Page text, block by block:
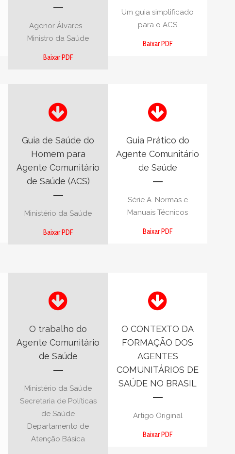
Agenor Álvares -
Ministro da Saúde
Baixar PDF
Um guia simplificado
para o ACS
Baixar PDF
Guia de Saúde do
Homem para
Agente Comunitário
de Saúde (ACS)
Ministério da Saúde
Baixar PDF
Guia Prático do
Agente Comunitário
de Saúde
Série A. Normas e
Manuais Técnicos
Baixar PDF
O trabalho do
Agente Comunitário
de Saúde
Ministério da Saúde
Secretaria de Políticas
de Saúde
Departamento de
Atenção Básica
O CONTEXTO DA
FORMAÇÃO DOS
AGENTES
COMUNITÁRIOS DE
SAÚDE NO BRASIL
Artigo Original
Baixar PDF